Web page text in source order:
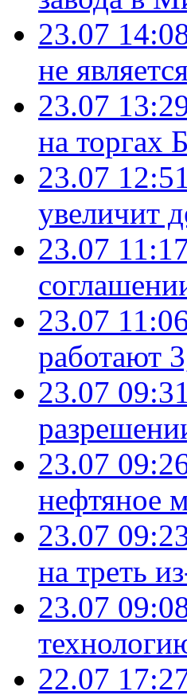
23.07
не
23.07
на торгах
23.07 12:51
увеличит
23.07
23.07
работают
23.07 09:31
23.07
нефтяное
23.07
на треть
23.07
22.07